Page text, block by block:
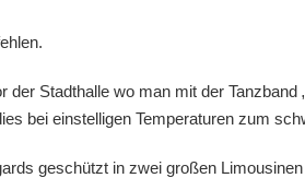
Stadthalle wo man mit der Tanzband
bei einstelligen Temperaturen zum
geschützt in zwei großen